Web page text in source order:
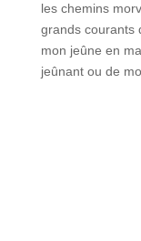
les chemins
grands courants
mon jeûne en
jeûnant ou de